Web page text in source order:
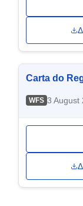
Carta do
WFS 3 August